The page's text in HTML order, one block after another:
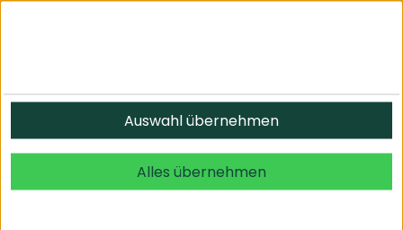
© 2026 undefined. alle Rechte vorbehalten.
Auswahl übernehmen
Alles übernehmen